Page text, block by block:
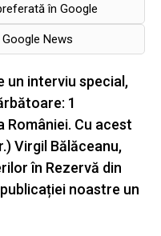
în Google
News
un interviu special,
1
României. Cu acest
Virgil Bălăceanu,
în Rezervă din
noastre un